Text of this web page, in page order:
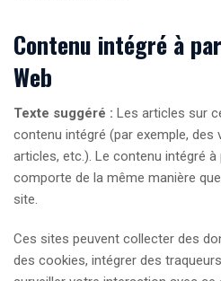
Contenu intégré à
Web
Texte suggéré : Les articles sur
contenu intégré (par exemple, des
articles, etc.). Le contenu intégré
comporte de la même manière
site.
Ces sites peuvent collecter des
des cookies, intégrer des